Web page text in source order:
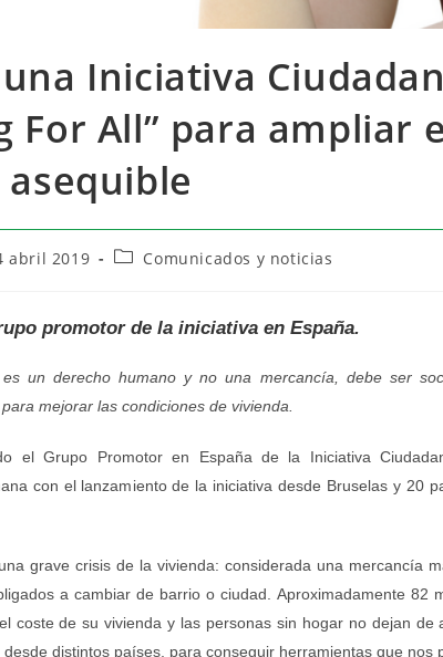
Iniciativa
For All” para ampliar
abril 2019 Comunicados y noticias
promotor de la iniciativa en España.
un derecho humano y no una mercancía, debe ser
mejorar las condiciones de vivienda.
el Grupo Promotor en España de la Iniciativa
con el lanzamiento de la iniciativa desde Bruselas y 20
grave crisis de la vivienda: considerada una mercancía
a cambiar de barrio o ciudad. Aproximadamente 82
coste de su vivienda y las personas sin hogar no dejan de
distintos países, para conseguir herramientas que